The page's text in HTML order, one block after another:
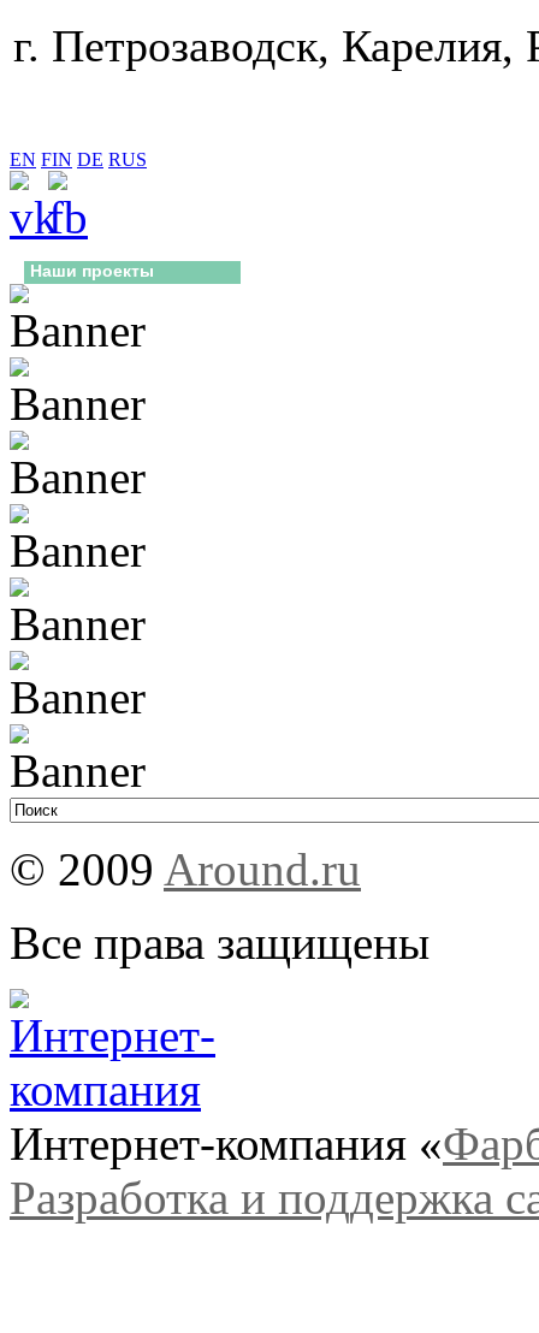
г. Петрозаводск, Карелия,
EN FIN DE RUS
Наши проекты
© 2009 Around.ru
Все права защищены
Интернет-компания «
Разработка и поддержка